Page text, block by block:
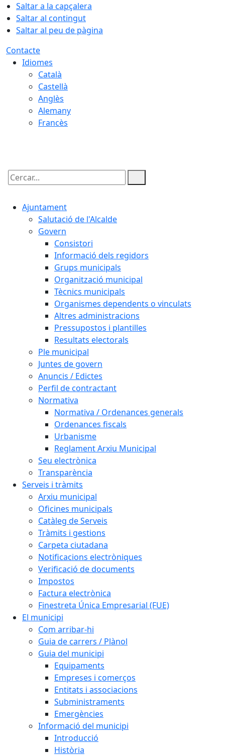
Saltar a la capçalera
Saltar al contingut
Saltar al peu de pàgina
Contacte
Idiomes
Català
Castellà
Anglès
Alemany
Francès
Cercar:
Ajuntament
Salutació de l'Alcalde
Govern
Consistori
Informació dels regidors
Grups municipals
Organització municipal
Tècnics municipals
Organismes dependents o vinculats
Altres administracions
Pressupostos i plantilles
Resultats electorals
Ple municipal
Juntes de govern
Anuncis / Edictes
Perfil de contractant
Normativa
Normativa / Ordenances generals
Ordenances fiscals
Urbanisme
Reglament Arxiu Municipal
Seu electrònica
Transparència
Serveis i tràmits
Arxiu municipal
Oficines municipals
Catàleg de Serveis
Tràmits i gestions
Carpeta ciutadana
Notificacions electròniques
Verificació de documents
Impostos
Factura electrònica
Finestreta Única Empresarial (FUE)
El municipi
Com arribar-hi
Guia de carrers / Plànol
Guia del municipi
Equipaments
Empreses i comerços
Entitats i associacions
Subministraments
Emergències
Informació del municipi
Introducció
Història